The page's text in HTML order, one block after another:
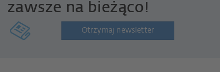
zawsze na bieżąco!
Otrzymaj newsletter